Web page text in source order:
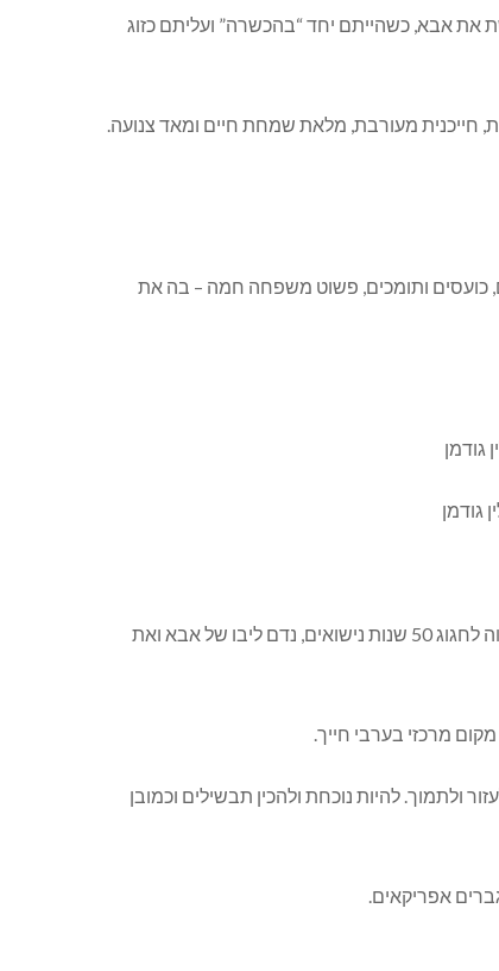
אבא, כשהייתם יחד “בהכשרה” ועליתם כזוג
חייכנית מעורבת, מלאת שמחת חיים ומאד צנועה.
כועסים ותומכים, פשוט משפחה חמה – בה את
ואז כאשר עברתם לכפר ורדים להיות ליד הבנות, נורית ועדי, כמו שאמרת “אני אלך לפני אבא אז יהיה קל לכן לטפל בו”… כאשר את מקווה לחגוג 50 שנות נישואים, נדם ליבו של אבא ואת
מרכזי בערבי חייך.
ביחד איתנו נלחמת כלביאה במשך למעלה מ-5 שנים ואינך ילדה, כדי לעזור ולתמוך. להיות נוכחת ולהכין תבשילים וכמובן
אפריקאים.